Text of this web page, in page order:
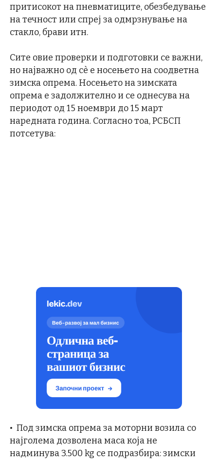
притисокот на пневматиците, обезбедување
на течност или спреј за одмрзнување на
стакло, брави итн.
Сите овие проверки и подготовки се важни,
но најважно од сѐ е носењето на соодветна
зимска опрема. Носењето на зимската
опрема е задолжително и се однесува на
периодот од 15 ноември до 15 март
наредната година. Согласно тоа, РСБСП
потсетува:
• Под зимска опрема за моторни возила со
најголема дозволена маса која не
надминува 3.500 kg се подразбира: зимски